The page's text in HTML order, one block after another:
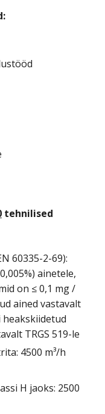
tehnilised
60335-2-69):
ainetele,
on ≤ 0,1 mg /
ained vastavalt
heakskiidetud
TRGS 519-le
4500 m³/h
H jaoks: 2500